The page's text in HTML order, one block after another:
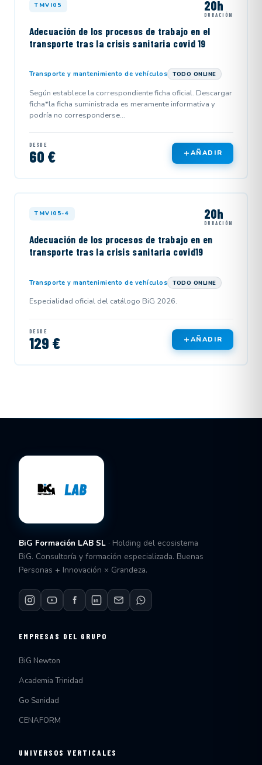
TMVI05 20h
DURACIÓN
Adecuación de los procesos de trabajo en el
transporte tras la crisis sanitaria covid 19
Transporte y mantenimiento de vehículos TODO ONLINE
Según establece la correspondiente ficha oficial. Descargar
ficha*la ficha suministrada es meramente informativa y
podría no corresponderse...
DESDE
60 € AÑADIR
TMVI05-4 20h
DURACIÓN
Adecuación de los procesos de trabajo en en
transporte tras la crisis sanitaria covid19
Transporte y mantenimiento de vehículos TODO ONLINE
Especialidad oficial del catálogo BiG 2026.
DESDE
129 € AÑADIR
BiG Formación LAB SL · Holding del ecosistema
BiG. Consultoría y formación especializada. Buenas
Personas + Innovación × Grandeza.
EMPRESAS DEL GRUPO
BiG Newton
Academia Trinidad
Go Sanidad
CENAFORM
UNIVERSOS VERTICALES